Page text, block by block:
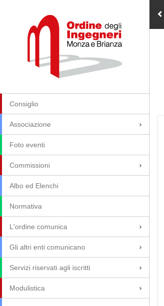
Consiglio
Associazione
Foto eventi
Commissioni
Albo ed Elenchi
Normativa
L'ordine comunica
Gli altri enti comunicano
Servizi riservati agli iscritti
Modulistica